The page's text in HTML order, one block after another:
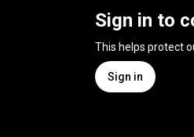
Sign in to
This helps protect
Sign in